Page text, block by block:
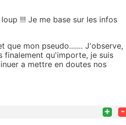
!!! Je me base sur les infos
que mon pseudo....... J'observe,
finalement qu'importe, je suis
a mettre en doutes nos
+ -